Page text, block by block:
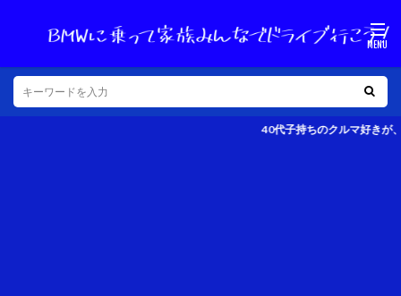
40代子持ちのクルマ好きが、愛車のBMW 320dツーリン